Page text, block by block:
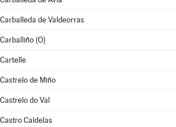
Carballeda de Valdeorras
Carballiño (O)
Cartelle
Castrelo de Miño
Castrelo do Val
Castro Caldelas